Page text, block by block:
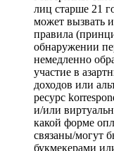
лиц старше 21
может вызвать
правила
обнаружении
немедленно
участие в
доходов или
ресурс
и/или
какой форме
связаны/могут
букмекерами